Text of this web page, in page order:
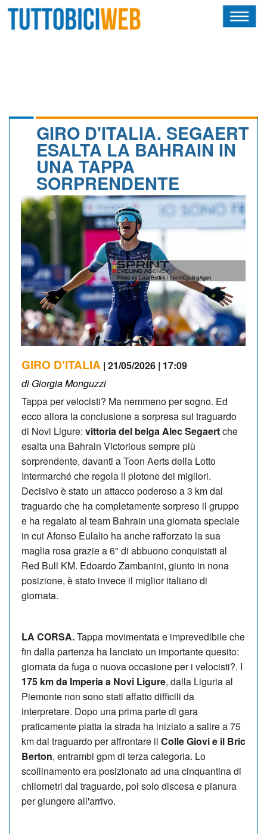
CALENDARIO
ALBI D'ORO
NEWSLETTER
GIRO D'ITALIA. SEGAERT
ESALTA LA BAHRAIN IN
UNA TAPPA
SORPRENDENTE
GIRO D'ITALIA | 21/05/2026 | 17:09
di Giorgia Monguzzi
Tappa per velocisti? Ma nemmeno per sogno. Ed
ecco allora la conclusione a sorpresa sul traguardo
di Novi Ligure: vittoria del belga Alec Segaertche
esalta una Bahrain Victorious sempre più
sorprendente, davanti a Toon Aerts della Lotto
Intermarché che regola il plotone dei migliori.
Decisivo è stato un attacco poderoso a 3 km dal
traguardo che ha completamente sorpreso il gruppo
e ha regalato al team Bahrain una giornata speciale
in cui Afonso Eulalio ha anche rafforzato la sua
maglia rosa grazie a 6" di abbuono conquistati al
Red Bull KM. Edoardo Zambanini, giunto in nona
posizione, è stato invece il miglior italiano di
giornata.
LA CORSA.Tappa movimentata e imprevedibile che
fin dalla partenza ha lanciato un importante quesito:
giornata da fuga o nuova occasione per i velocisti?. I
175 km da Imperia a Novi Ligure, dalla Liguria al
Piemonte non sono stati affatto difficili da
interpretare. Dopo una prima parte di gara
praticamente piatta la strada ha iniziato a salire a 75
km dal traguardo per affrontare il Colle Giovi e il Bric
Berton, entrambi gpm di terza categoria. Lo
scollinamento era posizionato ad una cinquantina di
chilometri dal traguardo, poi solo discesa e pianura
per giungere all'arrivo.